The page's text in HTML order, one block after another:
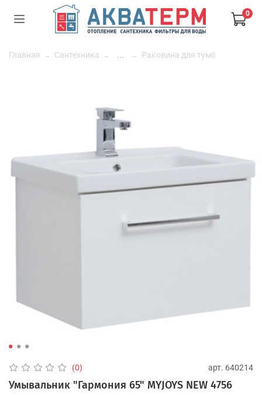
0
Главная Сантехника ... Раковина для тумб
(0) арт. 640214
Умывальник "Гармония 65" MYJOYS NEW 4756